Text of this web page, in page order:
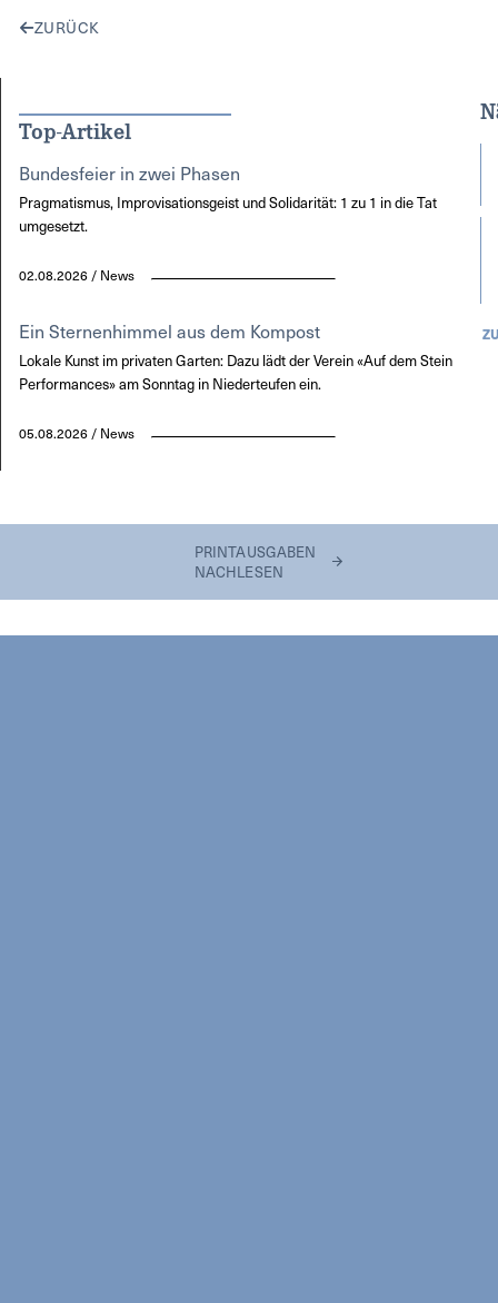
ZURÜCK
Top-Artikel
Bundesfeier in zwei Phasen
Pragmatismus, Improvisationsgeist und Solidarität: 1 zu 1 in die Tat
umgesetzt.
02.08.2026 / News
Ein Sternenhimmel aus dem Kompost
Lokale Kunst im privaten Garten: Dazu lädt der Verein «Auf dem Stein
Performances» am Sonntag in Niederteufen ein.
05.08.2026 / News
PRINTAUSGABEN
NACHLESEN